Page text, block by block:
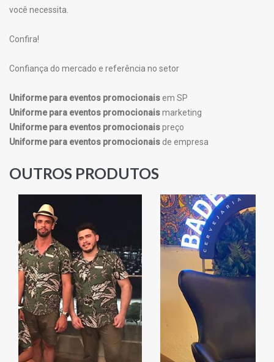
você necessita.
Confira!
Confiança do mercado e referência no setor
Uniforme para eventos promocionaisem SP
Uniforme para eventos promocionaismarketing
Uniforme para eventos promocionaispreço
Uniforme para eventos promocionais de empresa
OUTROS PRODUTOS